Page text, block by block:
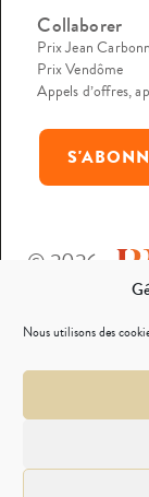
Nous utilisons des
Collaborer
Prix Jean
Prix Vendôme
Appels d’offres,
© 2026